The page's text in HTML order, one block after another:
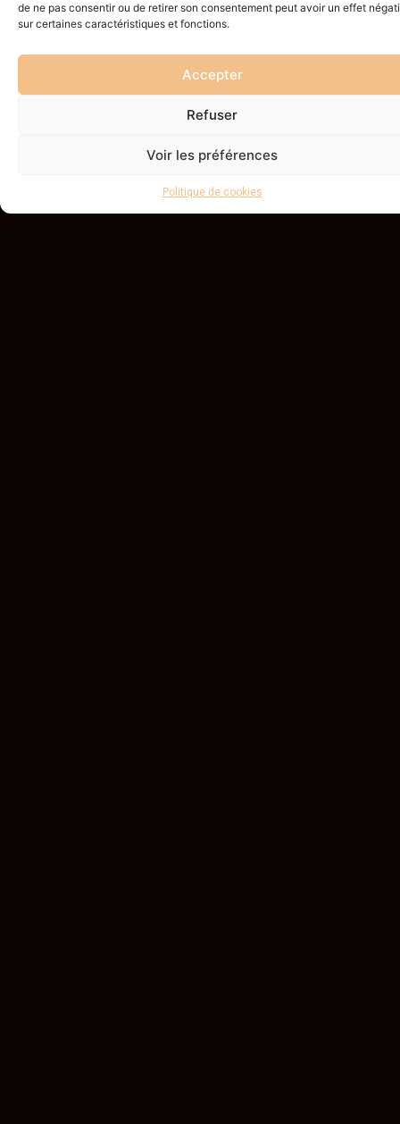
de ne pas consentir ou de retirer son consentement peut avoir un effet
sur certaines caractéristiques et fonctions.
Accepter
Refuser
Voir les préférences
Politique de cookies
communication
flotté
de la vague